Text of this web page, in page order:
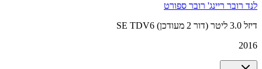
לנד רובר ריינג' רובר ספורט
SE TDV6 דיזל 3.0 ליטר (דור 2 מעודכן)
2016